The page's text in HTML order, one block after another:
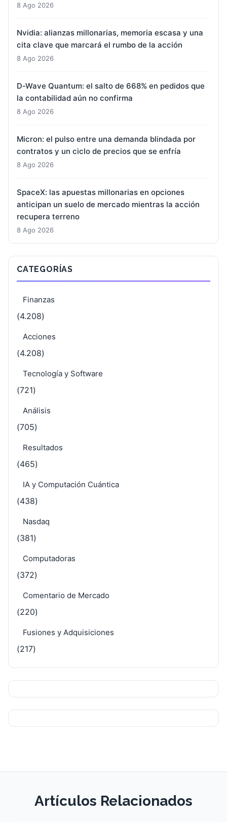
8 Ago 2026
Nvidia: alianzas millonarias, memoria escasa y una
cita clave que marcará el rumbo de la acción
8 Ago 2026
D-Wave Quantum: el salto de 668% en pedidos que
la contabilidad aún no confirma
8 Ago 2026
Micron: el pulso entre una demanda blindada por
contratos y un ciclo de precios que se enfría
8 Ago 2026
SpaceX: las apuestas millonarias en opciones
anticipan un suelo de mercado mientras la acción
recupera terreno
8 Ago 2026
CATEGORÍAS
Finanzas
(4.208)
Acciones
(4.208)
Tecnología y Software
(721)
Análisis
(705)
Resultados
(465)
IA y Computación Cuántica
(438)
Nasdaq
(381)
Computadoras
(372)
Comentario de Mercado
(220)
Fusiones y Adquisiciones
(217)
Artículos Relacionados